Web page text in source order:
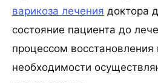
варикоза лечения доктора
состояние пациента до
процессом восстановления
необходимости